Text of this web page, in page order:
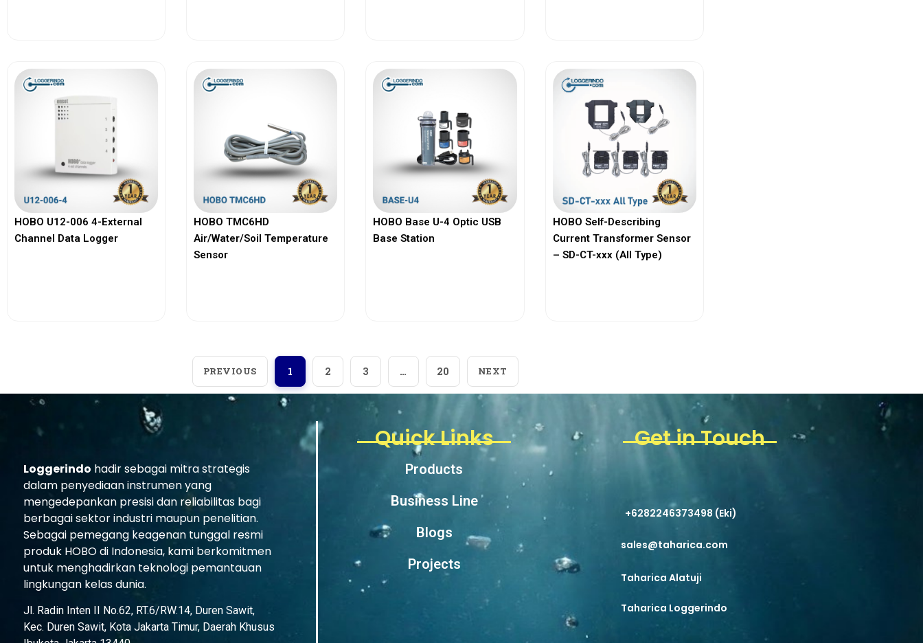
HOBO U12-006 4-External
Channel Data Logger
HOBO TMC6HD
Air/Water/Soil Temperature
Sensor
HOBO Base U-4 Optic USB
Base Station
HOBO Self-Describing
Current Transformer Sensor
– SD-CT-xxx (All Type)
PREVIOUS 1 2 3 … 20 NEXT
Loggerindo hadir sebagai mitra strategis
dalam penyediaan instrumen yang
mengedepankan presisi dan reliabilitas bagi
berbagai sektor industri maupun penelitian.
Sebagai pemegang keagenan tunggal resmi
produk HOBO di Indonesia, kami berkomitmen
untuk menghadirkan teknologi pemantauan
lingkungan kelas dunia.
Jl. Radin Inten II No.62, RT.6/RW.14, Duren Sawit,
Kec. Duren Sawit, Kota Jakarta Timur, Daerah Khusus
Quick Links
Products
Business Line
Blogs
Projects
Get in Touch
+6282246373498 (Eki)
sales@taharica.com
Taharica Alatuji
Taharica Loggerindo